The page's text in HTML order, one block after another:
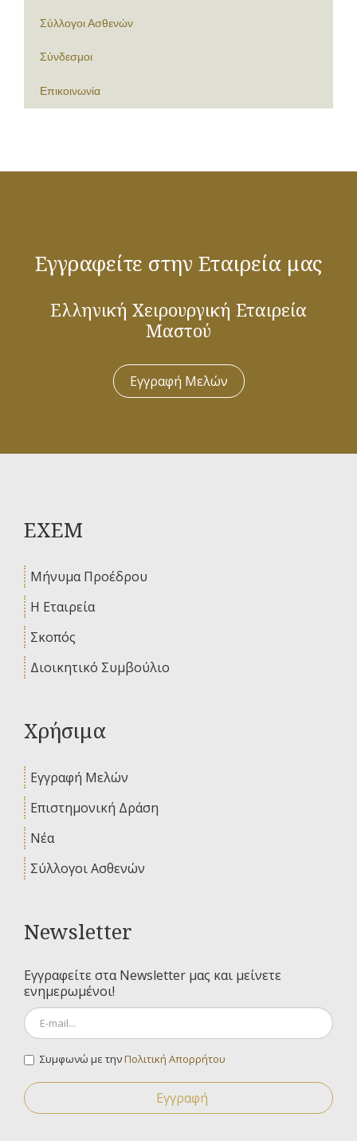
Σύλλογοι Ασθενών
Σύνδεσμοι
Επικοινωνία
Εγγραφείτε στην Εταιρεία μας
Ελληνική Χειρουργική Εταιρεία
Μαστού
Εγγραφή Μελών
ΕΧΕΜ
Μήνυμα Προέδρου
Η Εταιρεία
Σκοπός
Διοικητικό Συμβούλιο
Χρήσιμα
Εγγραφή Μελών
Επιστημονική Δράση
Νέα
Σύλλογοι Ασθενών
Newsletter
Εγγραφείτε στα Newsletter μας και μείνετε
ενημερωμένοι!
Συμφωνώ με τηνΠολιτική Απορρήτου
Εγγραφή